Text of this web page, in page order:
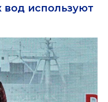
используют